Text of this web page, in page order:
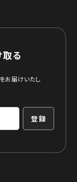
る
お届けいたし
登録